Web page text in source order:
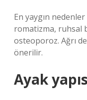
En yaygın
romatizma, ruhsal
osteoporoz. Ağrı
önerilir.
Ayak